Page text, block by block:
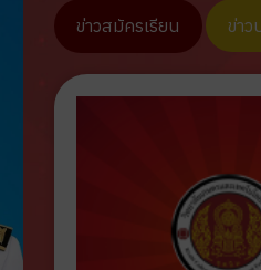
ข่าวสมัครเรียน ข่าว